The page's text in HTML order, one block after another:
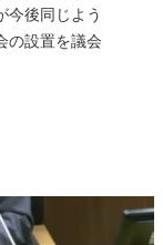
今後同じよう
の設置を議会